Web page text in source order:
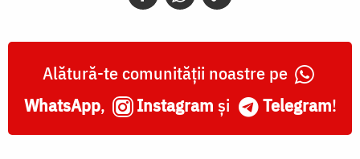
Alătură-te comunității noastre pe
WhatsApp, Instagram și Telegram!